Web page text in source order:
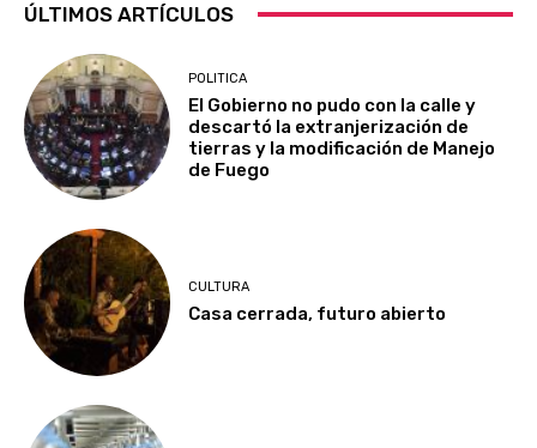
ÚLTIMOS ARTÍCULOS
POLITICA
El Gobierno no pudo con la calle y
descartó la extranjerización de
tierras y la modificación de Manejo
de Fuego
CULTURA
Casa cerrada, futuro abierto